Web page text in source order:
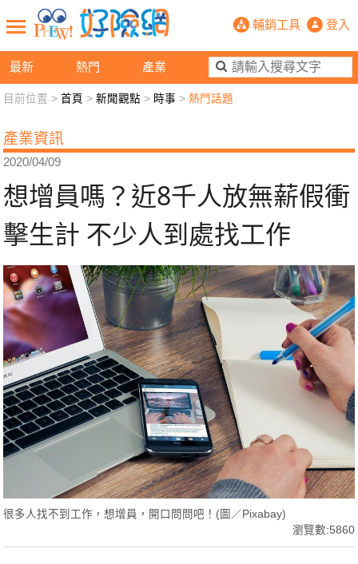
最新 熱門 產業
想增員嗎？近8千人放無薪假衝擊
輔銷工具 登入
新聞觀點 業務交流 好險懂生活
退休先準備 好險學堂 輔銷工具 活動專區
目前位置 >首頁 >新聞觀點 > 時事 >熱門話題
產業資訊
2020/04/09
想增員嗎？近8千人放無薪假衝
擊生計 不少人到處找工作
很多人找不到工作，想增員，開口問問吧！(圖／Pixabay)
瀏覽數:5860